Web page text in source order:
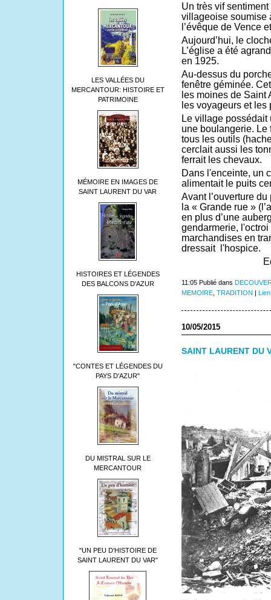
LES VALLÉES DU
MERCANTOUR: HISTOIRE ET
PATRIMOINE
MÉMOIRE EN IMAGES DE
SAINT LAURENT DU VAR
HISTOIRES ET LÉGENDES
DES BALCONS D'AZUR
"CONTES ET LÉGENDES DU
PAYS D'AZUR"
DU MISTRAL SUR LE
MERCANTOUR
"UN PEU D'HISTOIRE DE
SAINT LAURENT DU VAR"
Un très vif
villageoise soumise
l’évêque de Vence
Aujourd’hui, le
L’église a été
en 1925.
Au-dessus du
fenêtre géminée.
les moines de Saint
les voyageurs et
Le village
une boulangerie. Le
tous les outils
cerclait aussi les
ferrait les chevaux.
Dans l'enceinte, un
alimentait le puits
Avant l’ouverture
la « Grande rue »
en plus d’une
gendarmerie,
marchandises en
dressait
l'hospice.
11:05 Publié dans
MEMOIRE, TRADITION
10/05/2015
SAINT LAURENT DU